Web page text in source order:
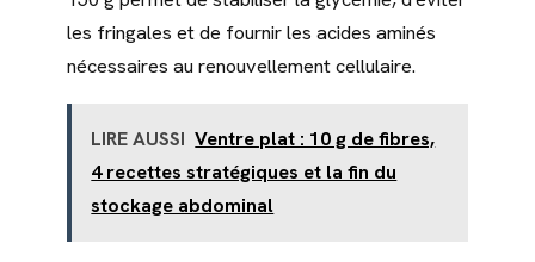
les fringales et de fournir les acides aminés
nécessaires au renouvellement cellulaire.
LIRE AUSSI Ventre plat : 10 g de fibres,
4 recettes stratégiques et la fin du
stockage abdominal